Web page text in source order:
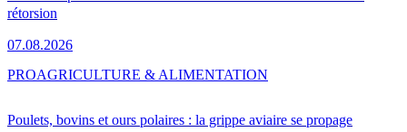
rétorsion
07.08.2026
Poulets, bovins et ours polaires : la grippe aviaire se propage
PROAGRICULTURE & ALIMENTATION